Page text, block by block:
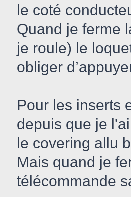
le coté
Quand je ferme
je roule) le
obliger
Pour les inserts
depuis que je
le covering allu
Mais quand je
télécommande